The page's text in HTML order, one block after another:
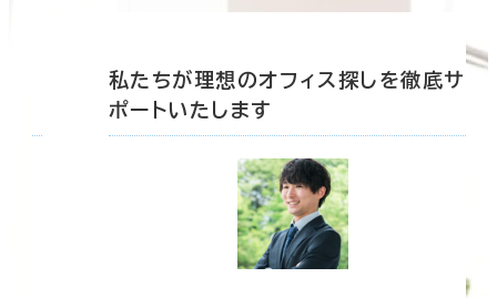
私たちが理想のオフィス探しを徹底サ
ポートいたします